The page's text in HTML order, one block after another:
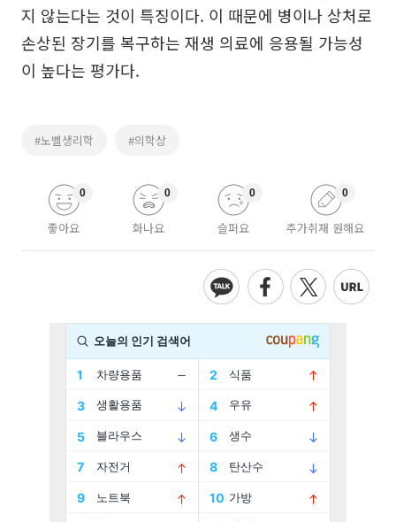
지 않는다는 것이 특징이다. 이 때문에 병이나 상처로
손상된 장기를 복구하는 재생 의료에 응용될 가능성
이 높다는 평가다.
#노벨생리학 #의학상
좋아요
0
화나요
0
슬퍼요
0
추가취재 원해요
0